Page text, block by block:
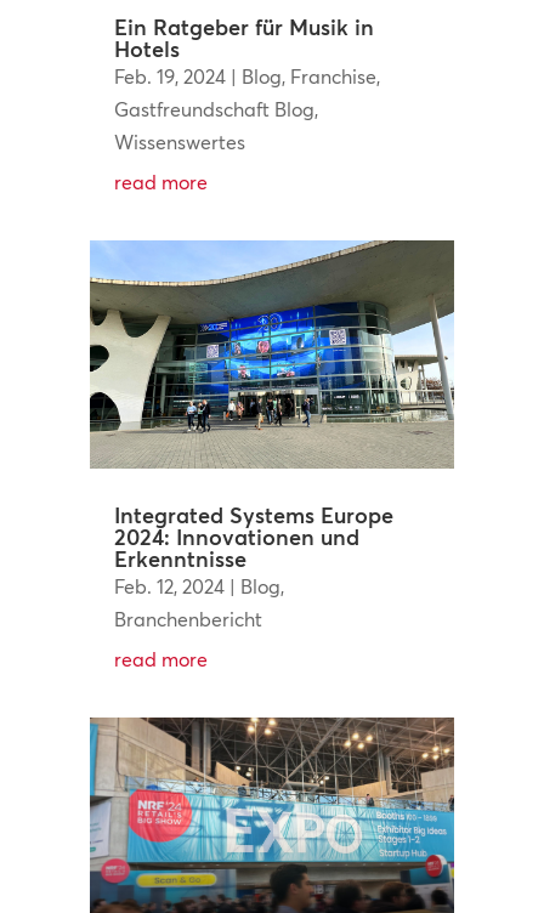
Ein Ratgeber für Musik in
Hotels
Feb. 19, 2024| Blog, Franchise,
Gastfreundschaft Blog,
Wissenswertes
read more
Integrated Systems Europe
2024: Innovationen und
Erkenntnisse
Feb. 12, 2024| Blog,
Branchenbericht
read more